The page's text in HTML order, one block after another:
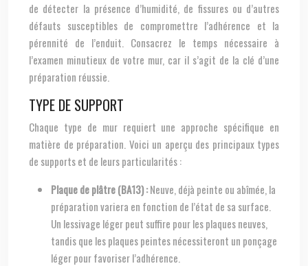
de détecter la présence d’humidité, de fissures ou d’autres
défauts susceptibles de compromettre l’adhérence et la
pérennité de l’enduit. Consacrez le temps nécessaire à
l’examen minutieux de votre mur, car il s’agit de la clé d’une
préparation réussie.
TYPE DE SUPPORT
Chaque type de mur requiert une approche spécifique en
matière de préparation. Voici un aperçu des principaux types
de supports et de leurs particularités :
Plaque de plâtre (BA13) :Neuve, déjà peinte ou abîmée, la
préparation variera en fonction de l’état de sa surface.
Un lessivage léger peut suffire pour les plaques neuves,
tandis que les plaques peintes nécessiteront un ponçage
léger pour favoriser l’adhérence.